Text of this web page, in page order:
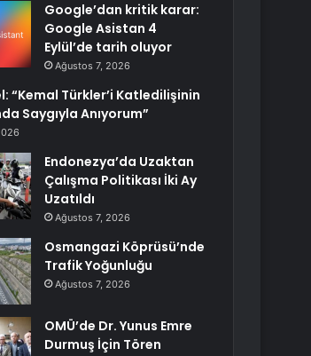
Google’dan kritik karar:
Google Asistan 4
Eylül’de tarih oluyor
Ağustos 7, 2026
“Kemal Türkler’i Katledilişinin
Saygıyla Anıyorum”
Endonezya’da Uzaktan
Çalışma Politikası İki Ay
Uzatıldı
Ağustos 7, 2026
Osmangazi Köprüsü’nde
Trafik Yoğunluğu
Ağustos 7, 2026
OMÜ’de Dr. Yunus Emre
Durmuş İçin Tören